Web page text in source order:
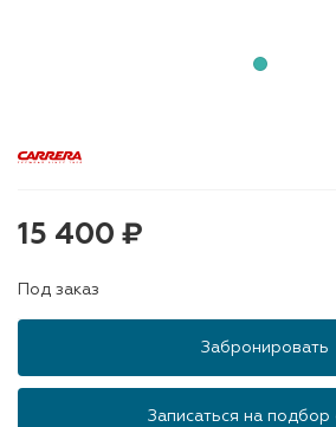
15 400 ₽
Под заказ
Забронировать
Записаться на подбор